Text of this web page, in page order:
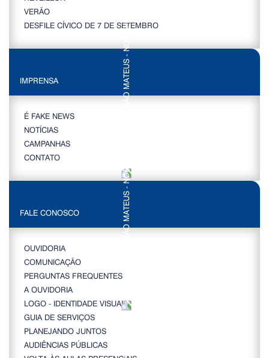
VERÃO
DESFILE CÍVICO DE 7 DE SETEMBRO
IMPRENSA
É FAKE NEWS
NOTÍCIAS
CAMPANHAS
CONTATO
FALE CONOSCO
OUVIDORIA
COMUNICAÇÃO
PERGUNTAS FREQUENTES
A OUVIDORIA
LOGO - IDENTIDADE VISUAL
GUIA DE SERVIÇOS
PLANEJANDO JUNTOS
AUDIÊNCIAS PÚBLICAS